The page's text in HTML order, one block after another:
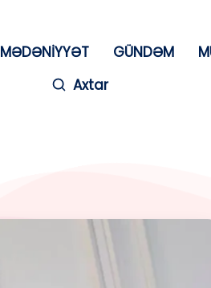
MƏDƏNİYYƏT GÜNDƏM
Axtar